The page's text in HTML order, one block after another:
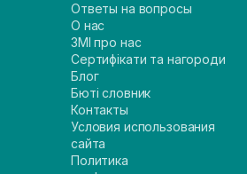
Ответы на вопросы
О нас
ЗМІ про нас
Сертифікати та нагороди
Блог
Бюті словник
Контакты
Условия использования
сайта
Политика